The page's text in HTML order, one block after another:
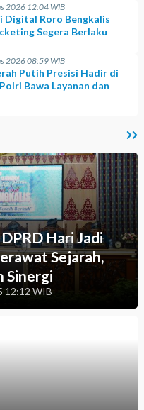
2026 12:04 WIB
Digital Roro Bengkalis
Segera Berlaku
2026 08:59 WIB
Putih Presisi Hadir di
Bawa Layanan dan
Hari Jadi
Sejarah,
Sinergi
12:12 WIB